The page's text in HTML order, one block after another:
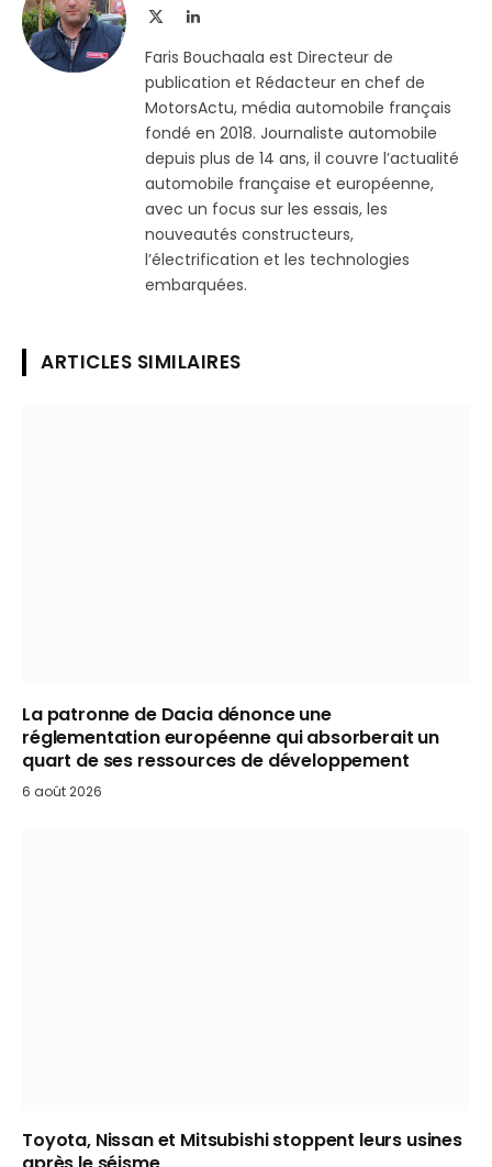
LinkedIn
Faris Bouchaala est Directeur de
publication et Rédacteur en chef de
MotorsActu, média automobile français
fondé en 2018. Journaliste automobile
depuis plus de 14 ans, il couvre l’actualité
automobile française et européenne,
avec un focus sur les essais, les
nouveautés constructeurs,
l’électrification et les technologies
embarquées.
ARTICLES SIMILAIRES
La patronne de Dacia dénonce une
réglementation européenne qui absorberait un
quart de ses ressources de développement
6 août 2026
Toyota, Nissan et Mitsubishi stoppent leurs usines